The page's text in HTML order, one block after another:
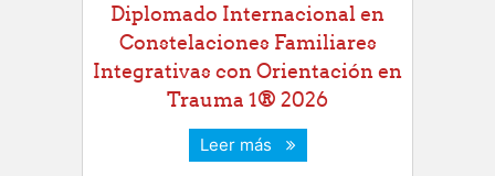
Diplomado Internacional en
Constelaciones Familiares
Integrativas con Orientación en
Trauma 1® 2026
Leer más